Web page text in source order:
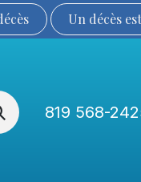
Un décès
819 568-